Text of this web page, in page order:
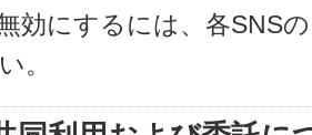
効にするには、各SNS
。